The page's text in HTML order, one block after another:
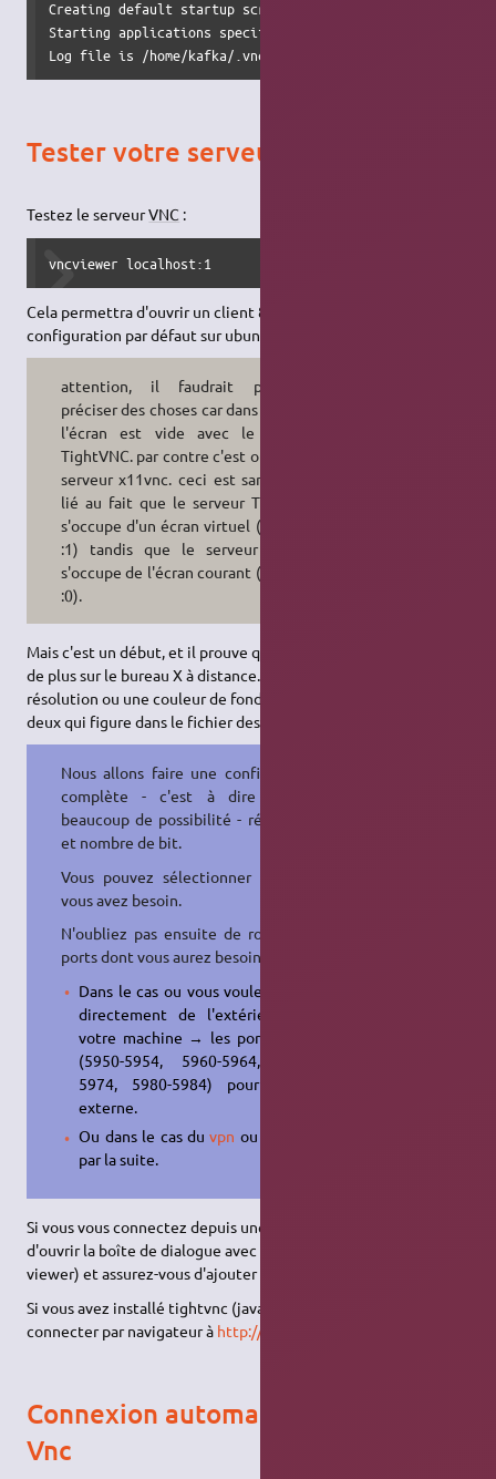
Creating default startup script /home/kafka/.vnc/xstartup
Starting applications specified in /home/kafka/.vnc/
Log file is /home/kafka/.vnc/kafka-laptop:1.log
Tester votre serveur VNC
Testez le serveurVNC :
vncviewer localhost:1
Cela permettra d'ouvrir un client 800x600x24bit (d'après la
configuration par défaut sur ubuntu).
attention, il faudrait peut-être
préciser des choses car dans mon cas
l'écran est vide avec le serveur
TightVNC. par contre c'est ok avec le
serveur x11vnc. ceci est sans doute
lié au fait que le serveur TightVNC
s'occupe d'un écran virtuel (DISPLAY
:1) tandis que le serveur x11vnc
s'occupe de l'écran courant (DISPLAY
:0).
Mais c'est un début, et il prouve que vous avez fait un grand pas
de plus sur le bureau X à distance. Si vous voulez une autre
résolution ou une couleur de fond, il suffit d'utiliser le numéro
deux qui figure dans le fichier des services.
Nous allons faire une configuration
complète - c'est à dire - avec
beaucoup de possibilité - résolution
et nombre de bit.
Vous pouvez sélectionner ce dont
vous avez besoin.
N'oubliez pas ensuite de router les
ports dont vous aurez besoin :
Dans le cas ou vous voulez router
directement de l'extérieur vers
votre machine → les ports
(5950-5954, 5960-5964, 5970-
5974, 5980-5984) pour l'accès
externe.
Ou dans le cas duvpn ou
par la suite.
Si vous vous connectez depuis une machine Windows, il suffit
d'ouvrir la boîte de dialogue avec un client vnc (ex: TightVNC
viewer) et assurez-vous d'ajouter le: 1 à la fin de l'adresse.
Si vous avez installé tightvnc (java) vous pouvez vous
connecter par navigateur à http://localhost:5950
Connexion automatique du Serveur
Vnc